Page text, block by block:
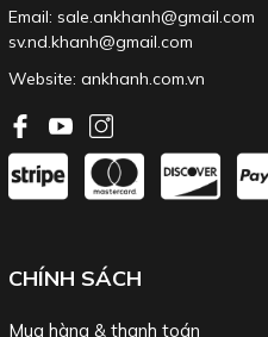
Email: sale.ankhanh@gmail.com
sv.nd.khanh@gmail.com
Website: ankhanh.com.vn
CHÍNH SÁCH
Mua hàng & thanh toán